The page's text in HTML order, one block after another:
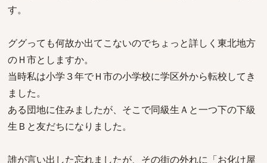
す。
ググっても何故か出てこないのでちょっと詳しく東北地方
のＨ市としますか。
当時私は小学３年でＨ市の小学校に学区外から転校してき
ました。
ある団地に住みましたが、そこで同級生Ａと一つ下の下級
生Ｂと友だちになりました。
誰が言い出した忘れましたが、その街の外れに「お化け屋